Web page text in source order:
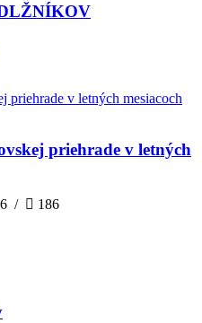
priehrade v letných
/ 186